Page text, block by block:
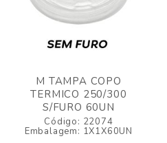
M TAMPA COPO
TERMICO 250/300
S/FURO 60UN
Código: 22074
Embalagem: 1X1X60UN